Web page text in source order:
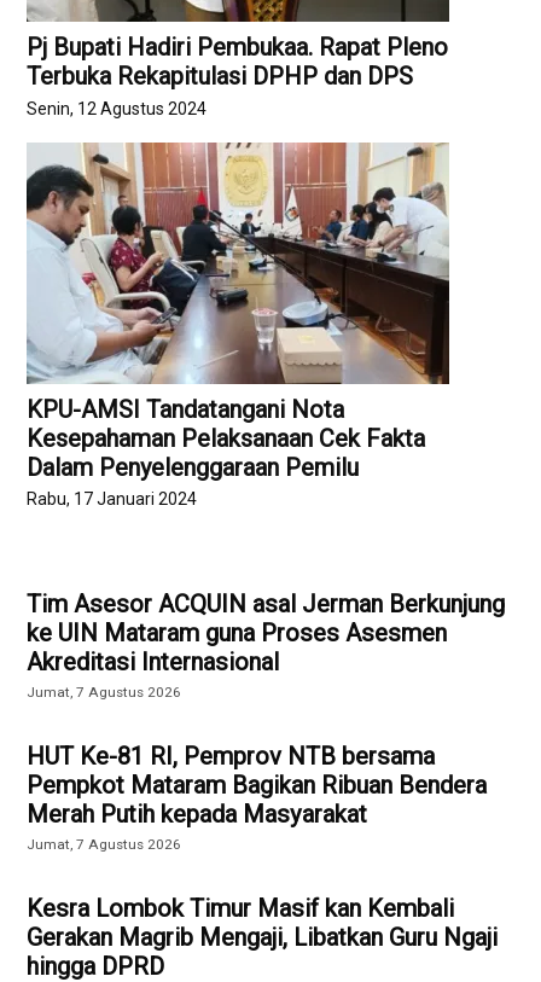
Pj Bupati Hadiri Pembukaa. Rapat Pleno
Terbuka Rekapitulasi DPHP dan DPS
Senin, 12 Agustus 2024
KPU-AMSI Tandatangani Nota
Kesepahaman Pelaksanaan Cek Fakta
Dalam Penyelenggaraan Pemilu
Rabu, 17 Januari 2024
Tim Asesor ACQUIN asal Jerman Berkunjung
ke UIN Mataram guna Proses Asesmen
Akreditasi Internasional
Jumat, 7 Agustus 2026
HUT Ke-81 RI, Pemprov NTB bersama
Pempkot Mataram Bagikan Ribuan Bendera
Merah Putih kepada Masyarakat
Jumat, 7 Agustus 2026
Kesra Lombok Timur Masif kan Kembali
Gerakan Magrib Mengaji, Libatkan Guru Ngaji
hingga DPRD